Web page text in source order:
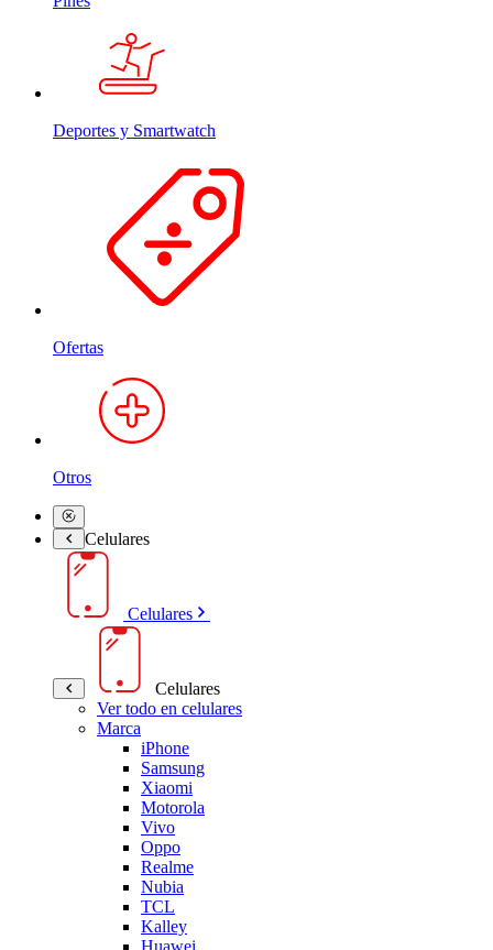
Deportes y Smartwatch
Ofertas
Otros
Celulares
Celulares
Celulares
Ver todo en celulares
Marca
iPhone
Samsung
Xiaomi
Motorola
Vivo
Oppo
Realme
Nubia
TCL
Kalley
Huawei